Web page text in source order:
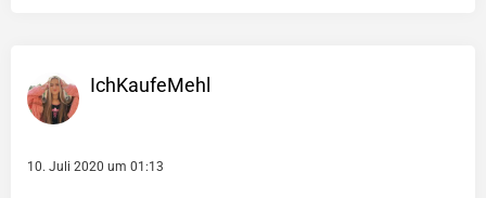
IchKaufeMehl
10. Juli 2020 um 01:13